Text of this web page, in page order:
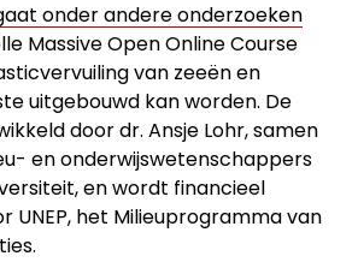
onder andere onderzoeken
Massive Open Online Course
van zeeën en
uitgebouwd kan worden. De
door dr. Ansje Lohr, samen
en onderwijswetenschappers
en wordt financieel
UNEP, het Milieuprogramma van